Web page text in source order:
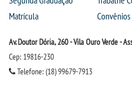
Matrícula
Convênios
Av. Doutor Dória, 260 - Vila Ouro Verde -
Cep: 19816-230
Telefone: (18) 99679-7913